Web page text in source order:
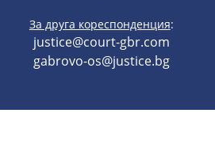
За друга кореспонденция:
justice@court-gbr.com
gabrovo-os@justice.bg